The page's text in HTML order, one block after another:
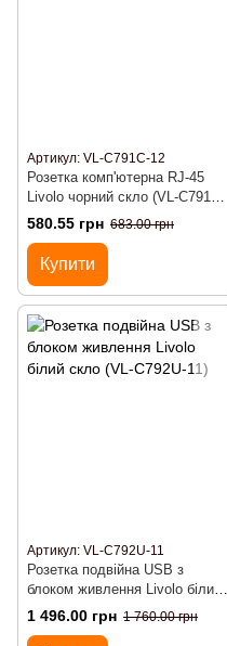
Артикул: VL-C791C-12
Розетка комп'ютерна RJ-45
Livolo чорний скло (VL-C791C-
12)
580.55 грн 683.00 грн
Купити
Артикул: VL-C792U-11
Розетка подвійна USB з
блоком живлення Livolo білий
скло (VL-C792U-11)
1 496.00 грн 1 760.00 грн